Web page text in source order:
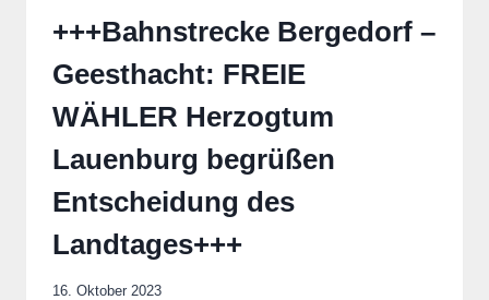
+++Bahnstrecke Bergedorf –
Geesthacht: FREIE
WÄHLER Herzogtum
Lauenburg begrüßen
Entscheidung des
Landtages+++
16. Oktober 2023